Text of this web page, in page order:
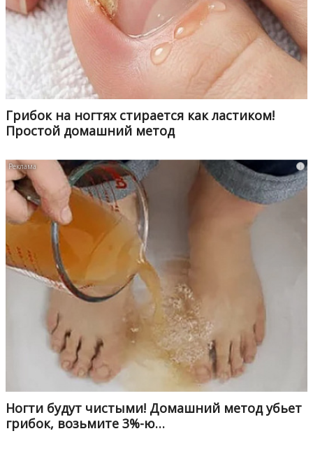
Грибок на ногтях стирается как ластиком!
Простой домашний метод
i
Ногти будут чистыми! Домашний метод убьет
грибок, возьмите 3%-ю…